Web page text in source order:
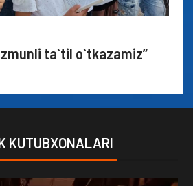
ta`til o`tkazamiz”
KUTUBXONALARI